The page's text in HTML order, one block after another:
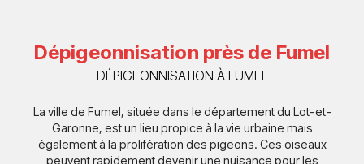
Dépigeonnisation près de Fumel
DÉPIGEONNISATION À FUMEL
La ville de Fumel, située dans le département du Lot-et-
Garonne, est un lieu propice à la vie urbaine mais
également à la prolifération des pigeons. Ces oiseaux
peuvent rapidement devenir une nuisance pour les